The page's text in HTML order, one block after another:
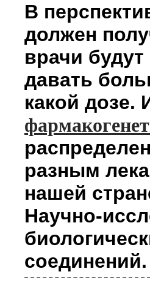
В
должен
врачи будут
давать
какой дозе.
разным
нашей
Научно-
соединений.